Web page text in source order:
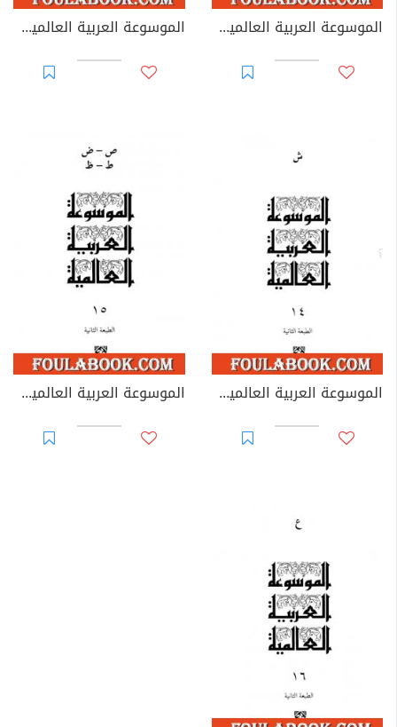
الموسوعة العربية العالمية - المجلد الثاني عشر: س - ابن السكن الموسوعة العربية العالمية - المجلد الثالث عشر: السكن - سييس إيمانويل جوزيف
الموسوعة العربية العالمية - المجلد الرابع عشر: ش الموسوعة العربية العالمية - المجلد الخامس عشر: ص - ض - ط - ظ